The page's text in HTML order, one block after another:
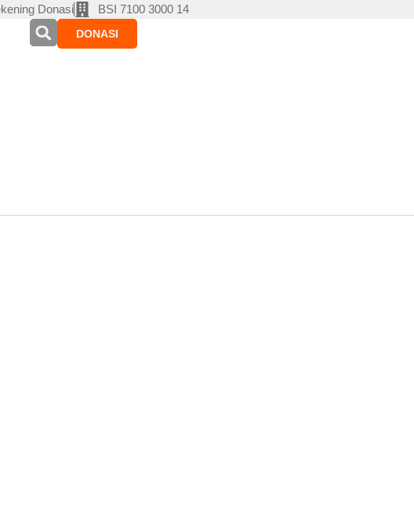
Donasi BSI 7100 3000 14
DONASI